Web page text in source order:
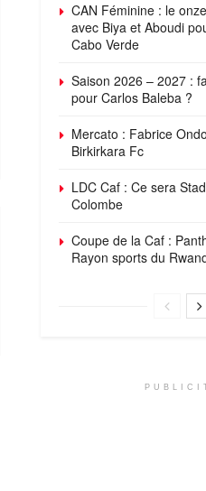
CAN Féminine : le
avec Biya et Aboudi
Cabo Verde
Saison 2026 – 2027 :
pour Carlos Baleba ?
Mercato : Fabrice
Birkirkara Fc
LDC Caf : Ce sera
Colombe
Coupe de la Caf :
Rayon sports du